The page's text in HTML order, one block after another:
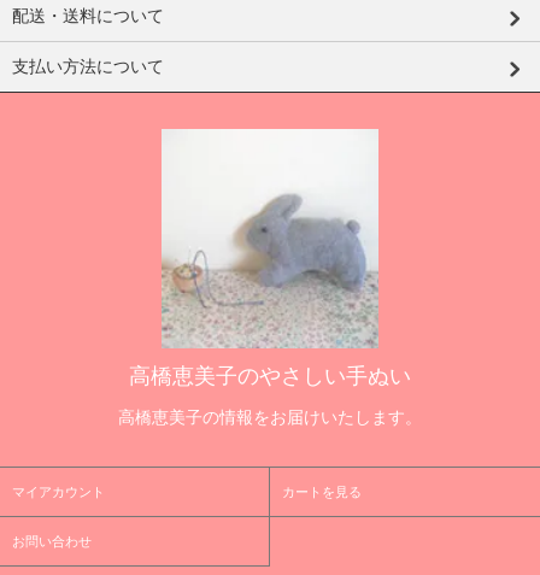
配送・送料について
支払い方法について
高橋恵美子のやさしい手ぬい
高橋恵美子の情報をお届けいたします。
マイアカウント カートを見る
お問い合わせ